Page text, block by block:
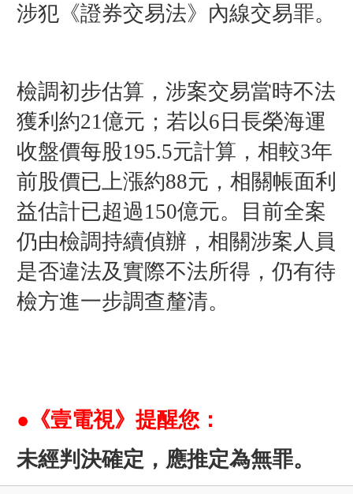
涉犯《證券交易法》內線交易罪。
檢調初步估算，涉案交易當時不法
獲利約21億元；若以6日長榮海運
收盤價每股195.5元計算，相較3年
前股價已上漲約88元，相關帳面利
益估計已超過150億元。
目前全案
仍由檢調持續偵辦，相關涉案人員
是否違法及實際不法所得，仍有待
檢方進一步調查釐清。
●《壹電視》提醒您：
未經判決確定，應推定為無罪。